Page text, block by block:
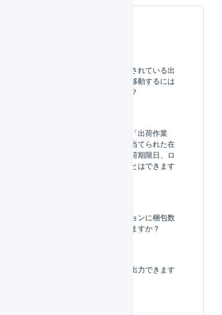
「同梱処理中」と表示されている出
荷伝票を出荷作業中に移動するには
どうしたらいいですか？
出荷伝票ステータスが「出荷作業
中」の出荷伝票に引き当てられた在
庫のロケーション、出荷期限日、ロ
ット番号を変更することはできます
出荷指示書の新バージョンに梱包数
を印字することはできますか？
出荷指示書はどこから出力できます